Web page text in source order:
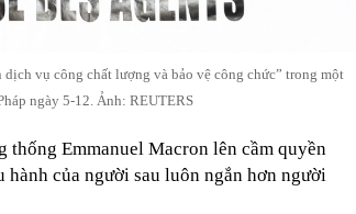
vụ công chất lượng và bảo vệ công chức” trong một
ngày 5-12. Ảnh: REUTERS
Emmanuel Macron lên cầm quyền
của người sau luôn ngắn hơn người